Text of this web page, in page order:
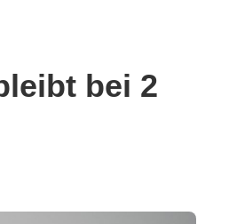
bei 2